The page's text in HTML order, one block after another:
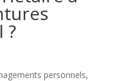
?
personnels,